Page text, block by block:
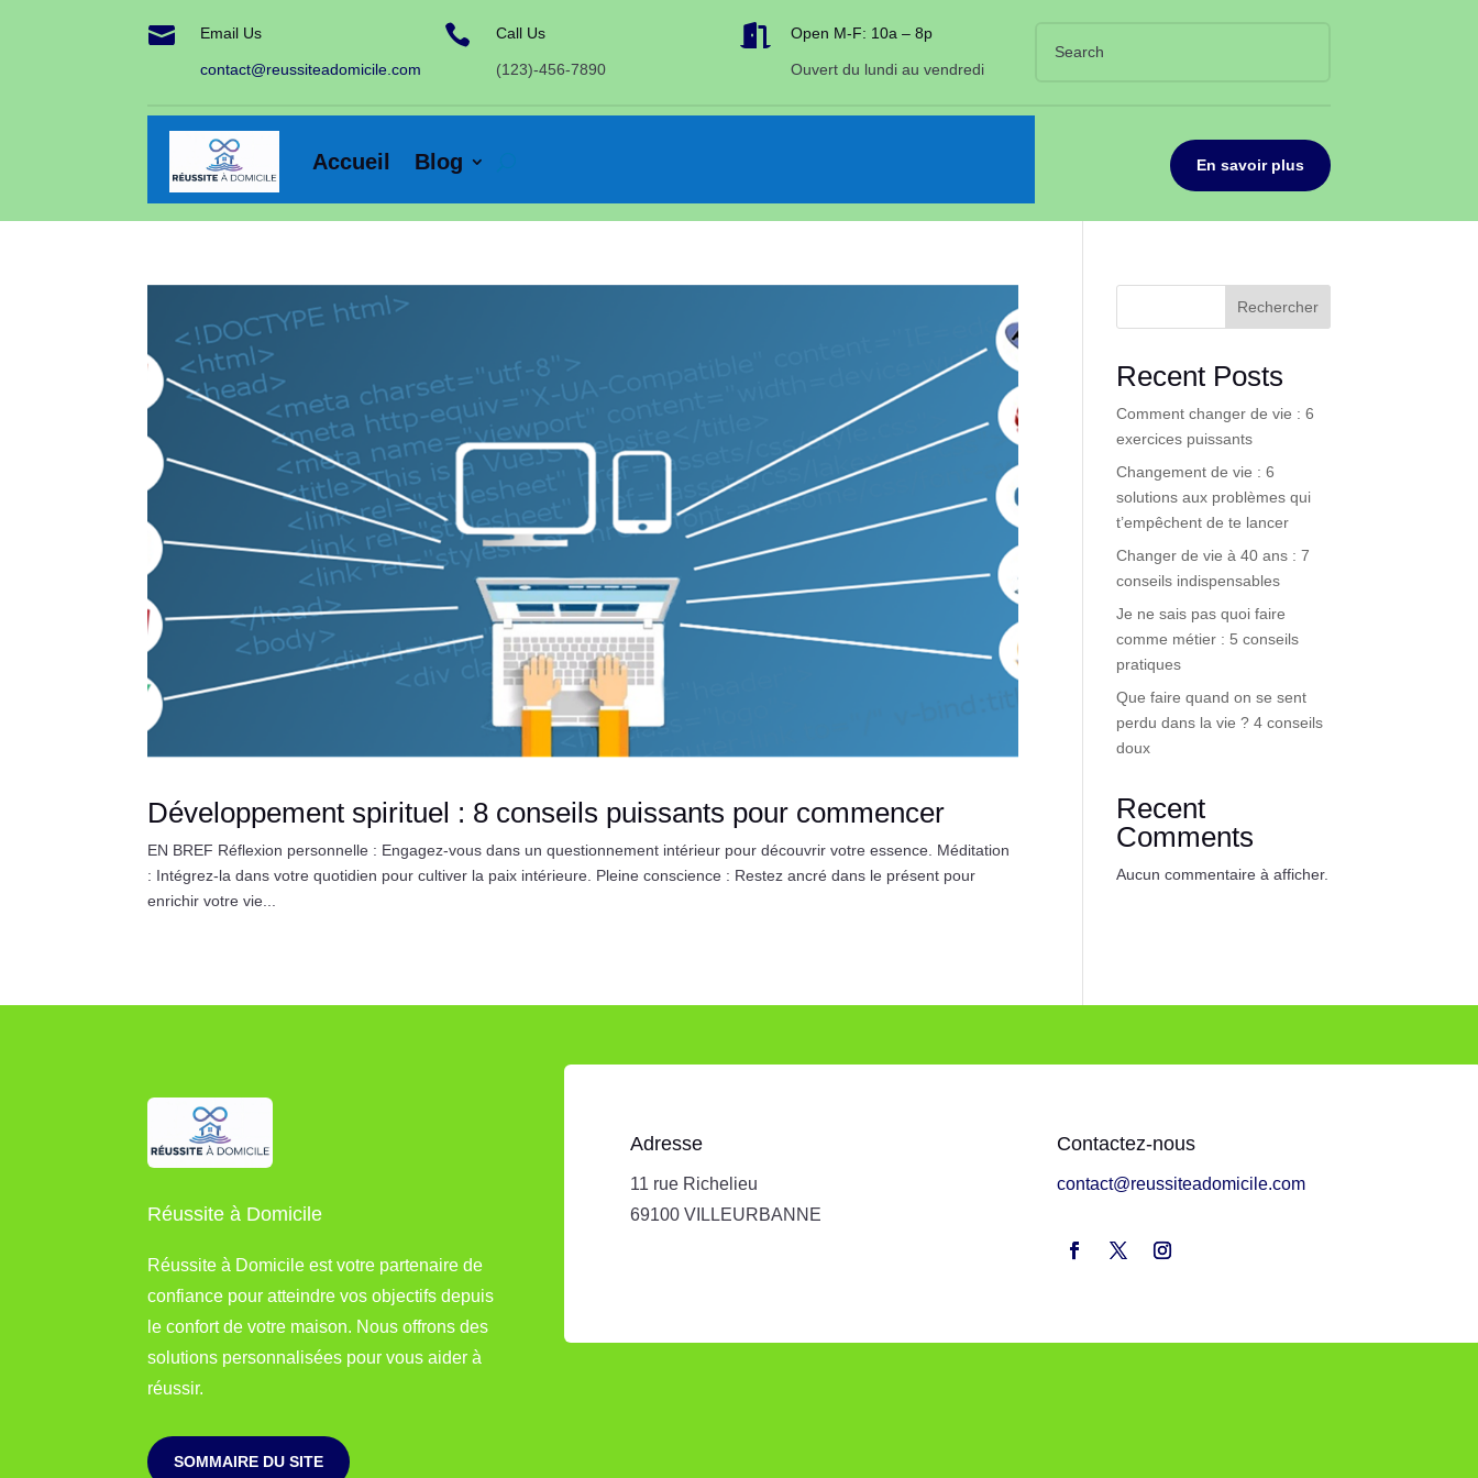
 Email Us
contact@reussiteadomicile.com
 Call Us
(123)-456-7890
 Open M-F: 10a – 8p
Ouvert du lundi au vendredi
Accueil Blog En savoir plus
Développement spirituel : 8 conseils puissants pour commencer
EN BREF Réflexion personnelle : Engagez-vous dans un questionnement intérieur pour découvrir votre essence. Méditation
: Intégrez-la dans votre quotidien pour cultiver la paix intérieure. Pleine conscience : Restez ancré dans le présent pour
enrichir votre vie...
Rechercher
Recent Posts
Comment changer de vie : 6
exercices puissants
Changement de vie : 6
solutions aux problèmes qui
t’empêchent de te lancer
Changer de vie à 40 ans : 7
conseils indispensables
Je ne sais pas quoi faire
comme métier : 5 conseils
pratiques
Que faire quand on se sent
perdu dans la vie ? 4 conseils
doux
Recent
Comments
Aucun commentaire à afficher.
Réussite à Domicile
Réussite à Domicile est votre partenaire de
confiance pour atteindre vos objectifs depuis
le confort de votre maison. Nous offrons des
solutions personnalisées pour vous aider à
réussir.
SOMMAIRE DU SITE
Adresse
11 rue Richelieu
69100 VILLEURBANNE
Contactez-nous
contact@reussiteadomicile.com